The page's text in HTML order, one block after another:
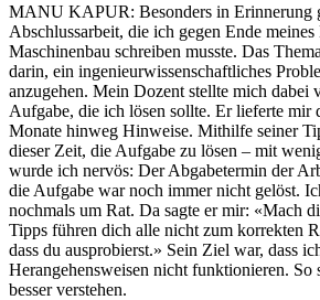
MANU KAPUR: Besonders in Erinnerung
Abschlussarbeit, die ich gegen Ende
Maschinenbau schreiben musste. Das
darin, ein ingenieurwissenschaftliches
anzugehen. Mein Dozent stellte mich dabei
Aufgabe, die ich lösen sollte. Er lieferte mir
Monate hinweg Hinweise. Mithilfe seiner
dieser Zeit, die Aufgabe zu lösen – mit
wurde ich nervös: Der Abgabetermin der
die Aufgabe war noch immer nicht gelöst.
nochmals um Rat. Da sagte er mir: «Mach
Tipps führen dich alle nicht zum korrekten
dass du ausprobierst.» Sein Ziel war, dass
Herangehensweisen nicht funktionieren. So
besser verstehen.